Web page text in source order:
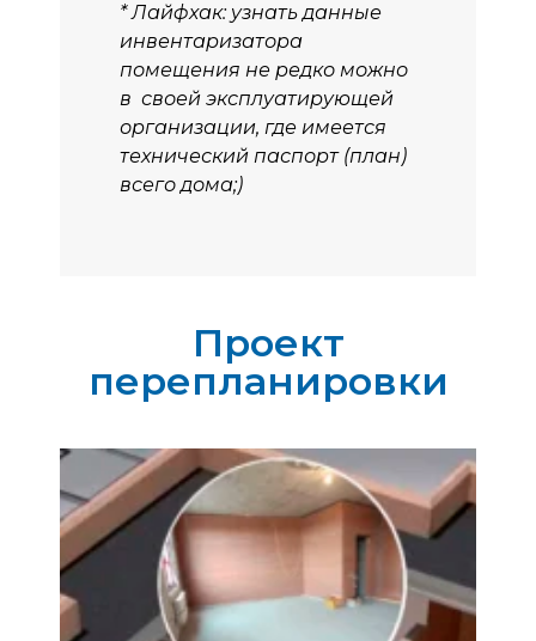
* Лайфхак: узнать данные
инвентаризатора
помещения не редко можно
в своей эксплуатирующей
организации, где имеется
технический паспорт (план)
всего дома;)
Проект
перепланировки